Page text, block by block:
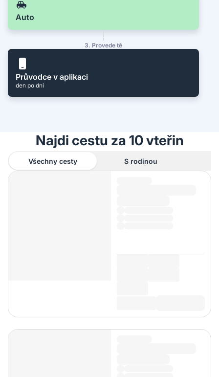
Auto
3. Provede tě
Průvodce v aplikaci
den po dni
Najdi cestu za 10 vteřin
Všechny cesty S rodinou